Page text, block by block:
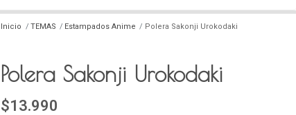
Inicio TEMAS Estampados Anime Polera Sakonji Urokodaki
Polera Sakonji Urokodaki
$13.990